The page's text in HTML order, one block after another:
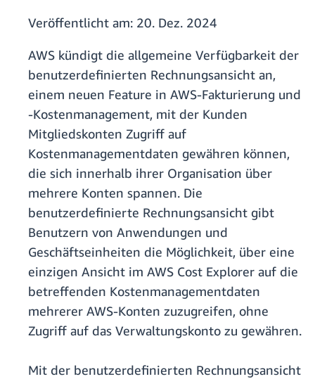
Veröffentlicht am: 20. Dez. 2024
AWS kündigt die allgemeine Verfügbarkeit der
benutzerdefinierten Rechnungsansicht an,
einem neuen Feature in AWS-Fakturierung und
-Kostenmanagement, mit der Kunden
Mitgliedskonten Zugriff auf
Kostenmanagementdaten gewähren können,
die sich innerhalb ihrer Organisation über
mehrere Konten spannen. Die
benutzerdefinierte Rechnungsansicht gibt
Benutzern von Anwendungen und
Geschäftseinheiten die Möglichkeit, über eine
einzigen Ansicht im AWS Cost Explorer auf die
betreffenden Kostenmanagementdaten
mehrerer AWS-Konten zuzugreifen, ohne
Zugriff auf das Verwaltungskonto zu gewähren.
Mit der benutzerdefinierten Rechnungsansicht